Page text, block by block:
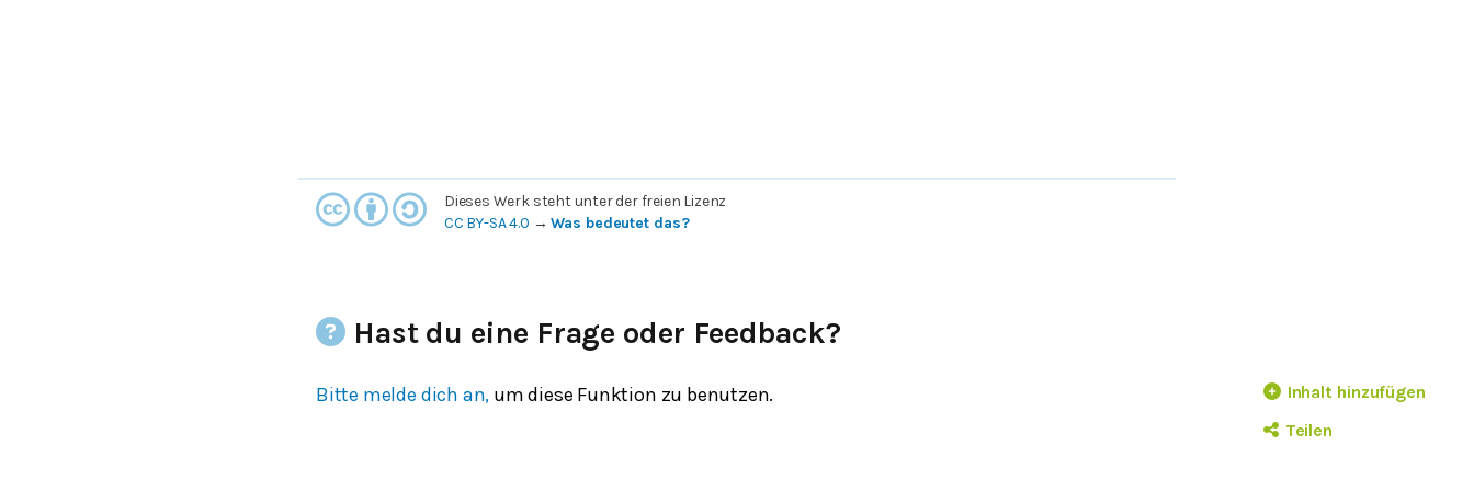
Dieses Werk steht unter der freien Lizenz
CC BY-SA 4.0 →Was bedeutet das?
Inhalt hinzufügen
Teilen
Hast du eine Frage oder Feedback?
Bitte melde dich an, um diese Funktion zu benutzen.